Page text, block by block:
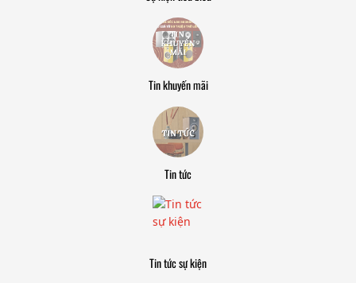
Tin khuyến mãi
Tin tức
Tin tức sự kiện